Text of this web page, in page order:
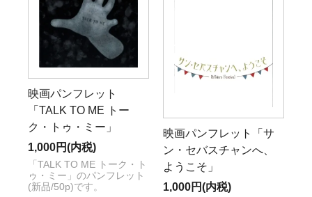
映画パンフレット
「TALK TO ME トー
ク・トゥ・ミー」
1,000円(内税)
「TALK TO ME トーク・ト
ゥ・ミー」のパンフレット
(新品/50p)です。
映画パンフレット「サ
ン・セバスチャンへ、
ようこそ」
1,000円(内税)